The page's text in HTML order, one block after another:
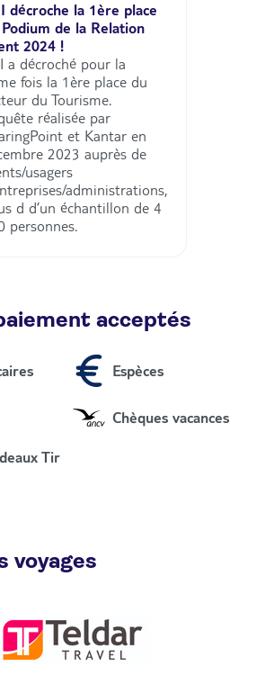
décroche la 1ère place
de la Relation
2024 !
a décroché pour la
fois la 1ère place du
du Tourisme.
réalisée par
et Kantar en
2023 auprès de
usagers
administrations,
d d’un échantillon de 4
personnes.
acceptés
Espèces
Chèques vacances
Tir
voyages